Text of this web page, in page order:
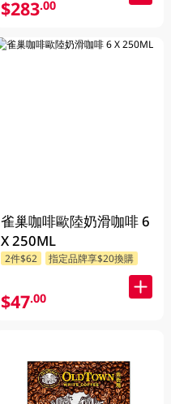
$283.00
雀巢咖啡歐陸奶滑咖啡 6
X 250ML
2件$62 指定品牌享$20換購
$47.00